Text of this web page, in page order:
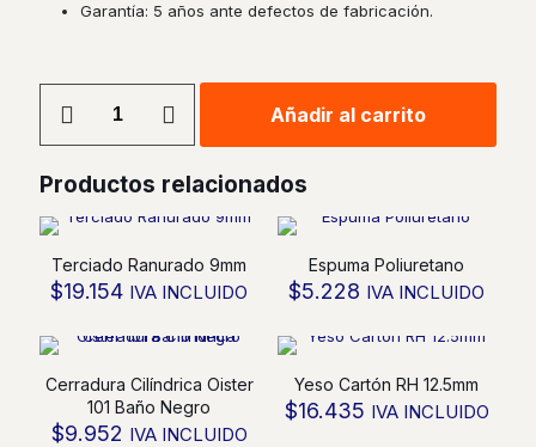
Garantía: 5 años ante defectos de fabricación.
Dormitorio
cantidad
Añadir al carrito
Alternative:
Productos relacionados
Terciado Ranurado 9mm
$19.154 IVA INCLUIDO
Espuma Poliuretano
$5.228 IVA INCLUIDO
Cerradura Cilíndrica Oister
101 Baño Negro
$9.952 IVA INCLUIDO
Yeso Cartón RH 12.5mm
$16.435 IVA INCLUIDO